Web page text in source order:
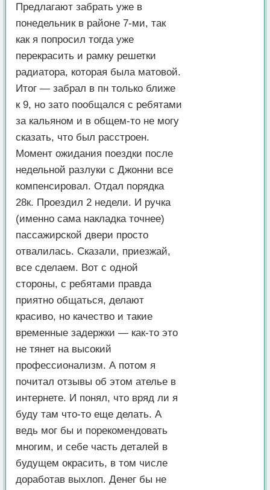
Предлагают забрать уже в
понедельник в районе 7-ми, так
как я попросил тогда уже
перекрасить и рамку решетки
радиатора, которая была матовой.
Итог — забрал в пн только ближе
к 9, но зато пообщался с ребятами
за кальяном и в общем-то не могу
сказать, что был расстроен.
Момент ожидания поездки после
недельной разлуки с Джонни все
компенсировал. Отдал порядка
28к. Проездил 2 недели. И ручка
(именно сама накладка точнее)
пассажирской двери просто
отвалилась. Сказали, приезжай,
все сделаем. Вот с одной
стороны, с ребятами правда
приятно общаться, делают
красиво, но качество и такие
временные задержки — как-то это
не тянет на высокий
профессионализм. А потом я
почитал отзывы об этом ателье в
интернете. И понял, что вряд ли я
буду там что-то еще делать. А
ведь мог бы и порекомендовать
многим, и себе часть деталей в
будущем окрасить, в том числе
доработав выхлоп. Денег бы не